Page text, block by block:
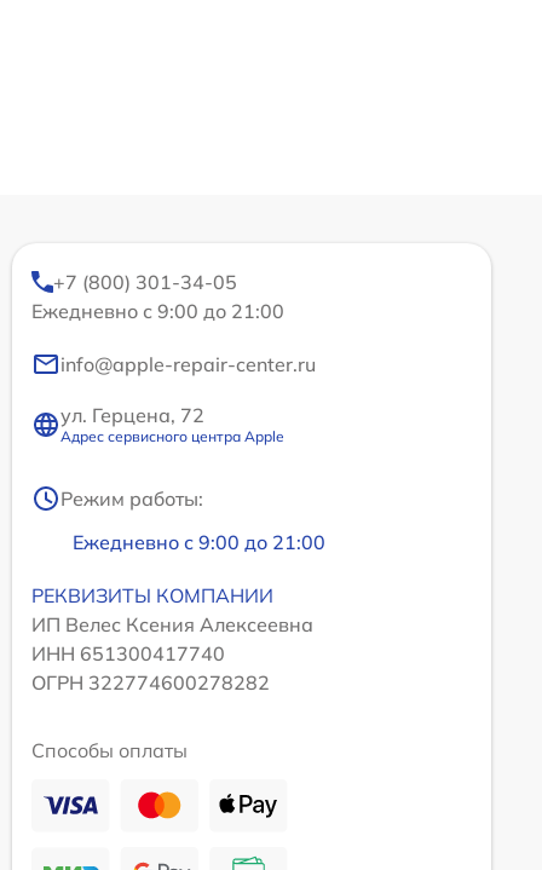
+7 (800) 301-34-05
Ежедневно с 9:00 до 21:00
info@apple-repair-center.ru
ул. Герцена, 72
Адрес сервисного центра Apple
Режим работы:
Ежедневно с 9:00 до 21:00
РЕКВИЗИТЫ КОМПАНИИ
ИП Велес Ксения Алексеевна
ИНН 651300417740
ОГРН 322774600278282
Способы оплаты